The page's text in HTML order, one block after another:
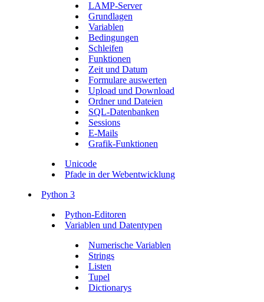
LAMP-Server
Grundlagen
Variablen
Bedingungen
Schleifen
Funktionen
Zeit und Datum
Formulare auswerten
Upload und Download
Ordner und Dateien
SQL-Datenbanken
Sessions
E-Mails
Grafik-Funktionen
Unicode
Pfade in der Webentwicklung
Python 3
Python-Editoren
Variablen und Datentypen
Numerische Variablen
Strings
Listen
Tupel
Dictionarys